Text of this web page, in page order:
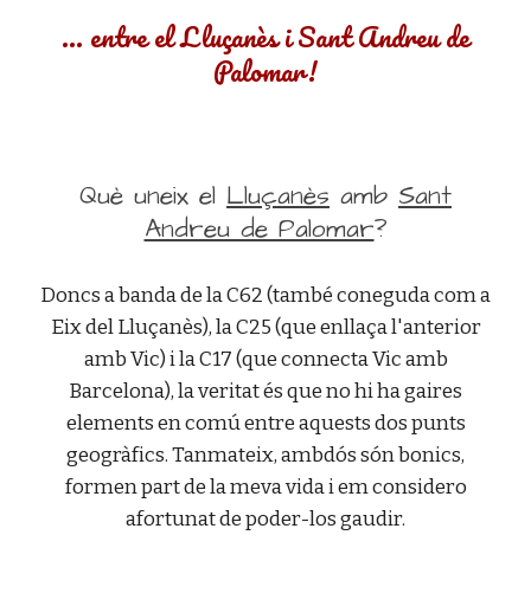
... entre el Lluçanès i Sant Andreu de
Palomar!
Què uneix el Lluçanès amb Sant
Andreu de Palomar?
Doncs a banda de la C62 (també coneguda com a
Eix del Lluçanès), la C25 (que enllaça l'anterior
amb Vic) i la C17 (que connecta Vic amb
Barcelona), la veritat és que no hi ha gaires
elements en comú entre aquests dos punts
geogràfics. Tanmateix, ambdós són bonics,
formen part de la meva vida i em considero
afortunat de poder-los gaudir.